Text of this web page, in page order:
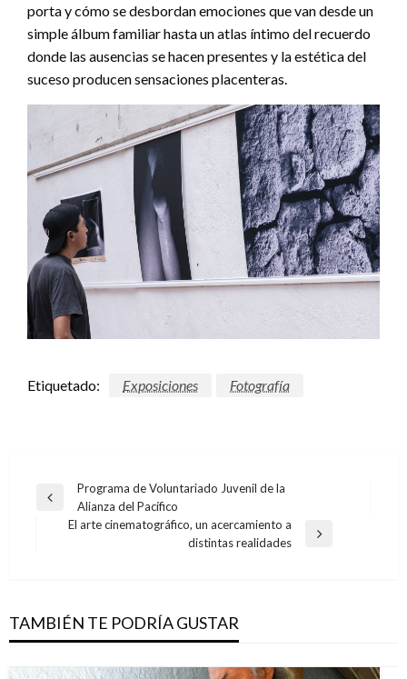
porta y cómo se desbordan emociones que van desde un
simple álbum familiar hasta un atlas íntimo del recuerdo
donde las ausencias se hacen presentes y la estética del
suceso producen sensaciones placenteras.
Etiquetado: Exposiciones Fotografía
Navegación
Entrada
anterior
Programa de Voluntariado Juvenil de la
Alianza del Pacífico
El arte cinematográfico, un acercamiento a
distintas realidades
TAMBIÉN TE PODRÍA GUSTAR